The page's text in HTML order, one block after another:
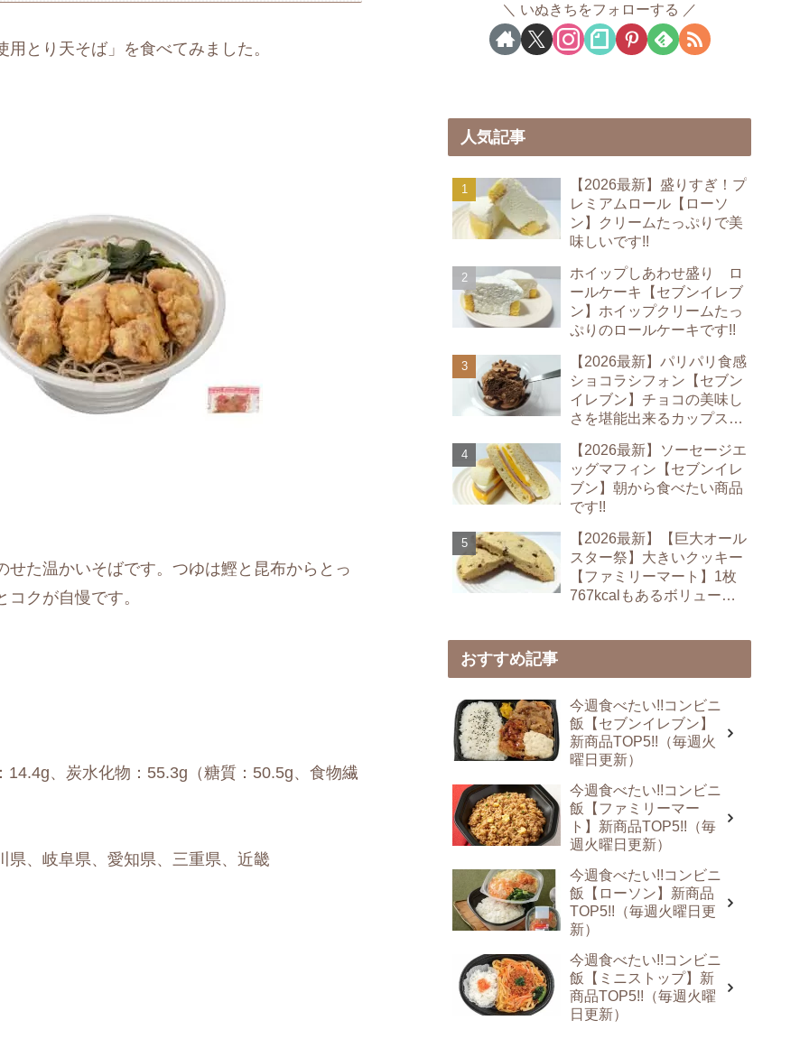
とり天そば」を食べてみました。
た温かいそばです。つゆは鰹と昆布からとっ
クが自慢です。
、炭水化物：55.3g（糖質：50.5g、食物繊
県、岐阜県、愛知県、三重県、近畿
いぬきちをフォローする
人気記事
【2026最新】盛りすぎ！プ
レミアムロール【ローソ
ン】クリームたっぷりで美
味しいです!!
ホイップしあわせ盛り ロ
ールケーキ【セブンイレブ
ン】ホイップクリームたっ
ぷりのロールケーキです!!
【2026最新】パリパリ食感
ショコラシフォン【セブン
イレブン】チョコの美味し
さを堪能出来るカップスイ
【2026最新】ソーセージエ
ッグマフィン【セブンイレ
ブン】朝から食べたい商品
です!!
【2026最新】【巨大オール
スター祭】大きいクッキー
【ファミリーマート】1枚
767kcalもあるボリューム
おすすめ記事
今週食べたい!!コンビニ
飯【セブンイレブン】
新商品TOP5!!（毎週火
曜日更新）
今週食べたい!!コンビニ
飯【ファミリーマー
ト】新商品TOP5!!（毎
週火曜日更新）
今週食べたい!!コンビニ
飯【ローソン】新商品
TOP5!!（毎週火曜日更
新）
今週食べたい!!コンビニ
飯【ミニストップ】新
商品TOP5!!（毎週火曜
日更新）